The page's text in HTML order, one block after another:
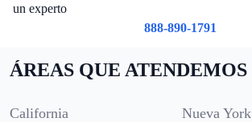
un experto
888-890-1791
ÁREAS QUE ATENDEMOS
California Nueva York